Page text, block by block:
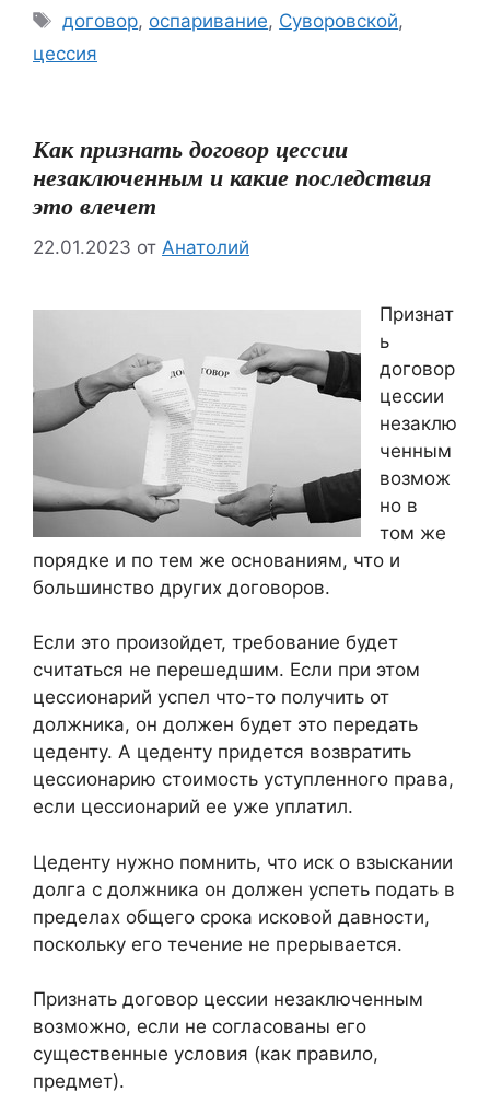
Метки
договор, оспаривание, Суворовской,
цессия
Как признать договор цессии
незаключенным и какие последствия
это влечет
22.01.2023 от Анатолий
Признат
ь
договор
цессии
незаклю
ченным
возмож
но в
том же
порядке и по тем же основаниям, что и
большинство других договоров.
Если это произойдет, требование будет
считаться не перешедшим. Если при этом
цессионарий успел что-то получить от
должника, он должен будет это передать
цеденту. А цеденту придется возвратить
цессионарию стоимость уступленного права,
если цессионарий ее уже уплатил.
Цеденту нужно помнить, что иск о взыскании
долга с должника он должен успеть подать в
пределах общего срока исковой давности,
поскольку его течение не прерывается.
Признать договор цессии незаключенным
возможно, если не согласованы его
существенные условия (как правило,
предмет).